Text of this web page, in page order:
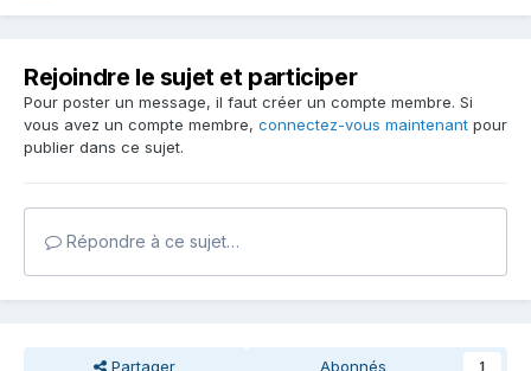
Rejoindre le sujet et participer
Pour poster un message, il faut créer un compte membre. Si
vous avez un compte membre, connectez-vous maintenant pour
publier dans ce sujet.
Répondre à ce sujet…
Partager Abonnés 1